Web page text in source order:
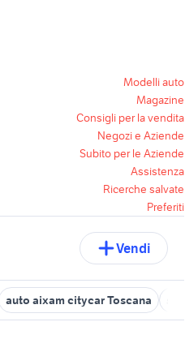
Modelli auto
Magazine
Consigli per la vendita
Negozi e Aziende
Subito per le Aziende
Assistenza
Ricerche salvate
Preferiti
Vendi
auto aixam citycar Toscana